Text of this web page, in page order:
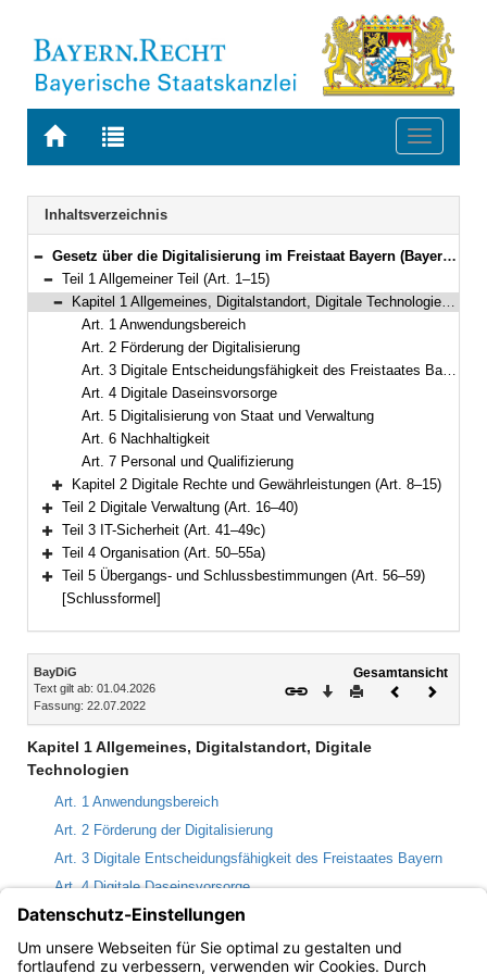
Zur
BAYERN.RECHT
Zur
letzten
Suche
Toggle
Navigation
Inhaltsverzeichnis
Bereich reduzieren
Gesetz über die Digitalisierung im Freistaat Bayern (Bayerisches Digitalgesetz – BayDiG) Vom 22. Juli 2022 (GVBl. S. 374) BayRS 206-1-D (Art. 1–59)
Bereich reduzieren
Teil 1 Allgemeiner Teil (Art. 1–15)
Bereich reduzieren
Kapitel 1 Allgemeines, Digitalstandort, Digitale Technologien (Art. 1–7)
Art. 1 Anwendungsbereich
Art. 2 Förderung der Digitalisierung
Art. 3 Digitale Entscheidungsfähigkeit des Freistaates Bayern
Art. 4 Digitale Daseinsvorsorge
Art. 5 Digitalisierung von Staat und Verwaltung
Art. 6 Nachhaltigkeit
Art. 7 Personal und Qualifizierung
Bereich erweitern
Kapitel 2 Digitale Rechte und Gewährleistungen (Art. 8–15)
Bereich erweitern
Teil 2 Digitale Verwaltung (Art. 16–40)
Bereich erweitern
Teil 3 IT-Sicherheit (Art. 41–49c)
Bereich erweitern
Teil 4 Organisation (Art. 50–55a)
Bereich erweitern
Teil 5 Übergangs- und Schlussbestimmungen (Art. 56–59)
[Schlussformel]
Inhalt
BayDiG
Text gilt ab: 01.04.2026
Fassung: 22.07.2022
Gesamtansicht
Download
DruckenVorheriges
Kapitel 1 Allgemeines, Digitalstandort, Digitale
Technologien
Art. 1 Anwendungsbereich
Art. 2 Förderung der Digitalisierung
Art. 3 Digitale Entscheidungsfähigkeit des Freistaates Bayern
Art. 4 Digitale Daseinsvorsorge
Art. 5 Digitalisierung von Staat und Verwaltung
Art. 6 Nachhaltigkeit